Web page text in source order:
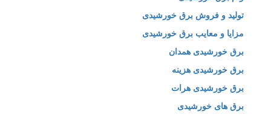
تولید و فروش برق خورشیدی
مزایا و معایب برق خورشیدی
برق خورشیدی همدان
برق خورشیدی هزینه
برق خورشیدی هرات
برق های خورشیدی